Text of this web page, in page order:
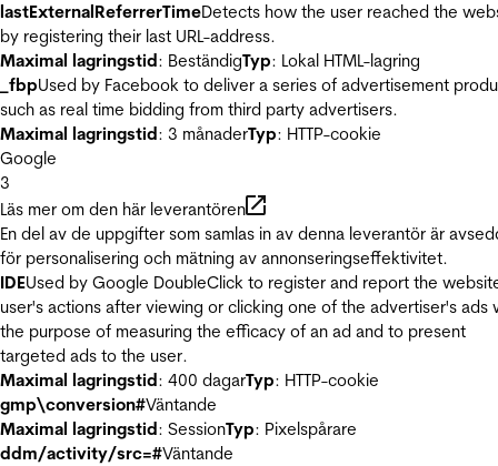
lastExternalReferrerTimeDetects how the user reached the
by registering their last URL-address.
Maximal lagringstid: BeständigTyp: Lokal HTML-lagring
_fbpUsed by Facebook to deliver a series of advertisement
such as real time bidding from third party advertisers.
Maximal lagringstid: 3 månaderTyp: HTTP-cookie
Google
3
Läs mer om den här leverantören
En del av de uppgifter som samlas in av denna leverantör är
för personalisering och mätning av annonseringseffektivitet.
IDEUsed by Google DoubleClick to register and report the
user's actions after viewing or clicking one of the advertiser's ads
the purpose of measuring the efficacy of an ad and to present
targeted ads to the user.
Maximal lagringstid: 400 dagarTyp: HTTP-cookie
gmp\conversion#Väntande
Maximal lagringstid: SessionTyp: Pixelspårare
ddm/activity/src=#Väntande